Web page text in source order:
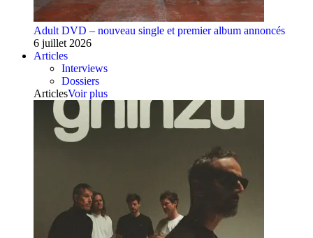
Adult DVD – nouveau single et premier album annoncés
6 juillet 2026
Articles
Interviews
Dossiers
ArticlesVoir plus